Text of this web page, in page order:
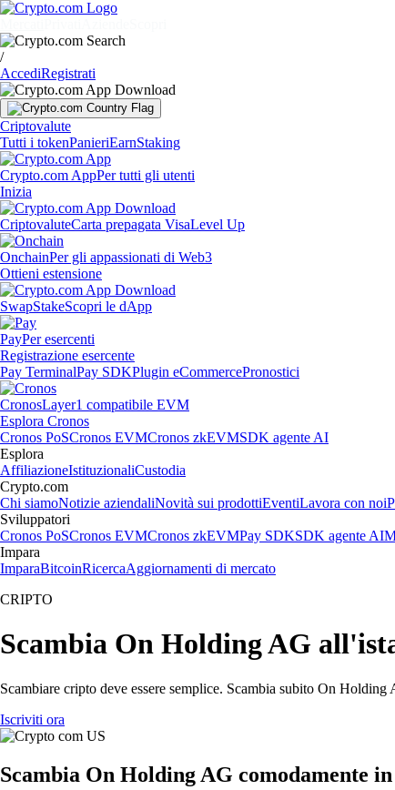
/
AccediRegistrati
Criptovalute
Tutti i tokenPanieriEarnStaking
Crypto.com AppPer tutti gli utenti
Inizia
CriptovaluteCarta prepagata VisaLevel Up
OnchainPer gli appassionati di Web3
Ottieni estensione
SwapStakeScopri le dApp
PayPer esercenti
Registrazione esercente
Pay TerminalPay SDKPlugin eCommercePronostici
CronosLayer1 compatibile EVM
Esplora Cronos
Cronos PoSCronos EVMCronos zkEVMSDK agente AI
Esplora
AffiliazioneIstituzionaliCustodia
Crypto.com
Chi siamoNotizie aziendaliNovità sui prodottiEventiLavora con noi
Sviluppatori
Cronos PoSCronos EVMCronos zkEVMPay SDKSDK agente AI
Impara
ImparaBitcoinRicercaAggiornamenti di mercato
CRIPTO
Scambia On Holding AG
Scambiare cripto deve essere semplice. Scambia subito On
Iscriviti ora
Scambia On Holding AG comodamente